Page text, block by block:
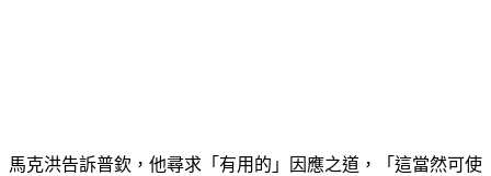
馬克洪告訴普欽，他尋求「有用的」因應之道，「這當然可使